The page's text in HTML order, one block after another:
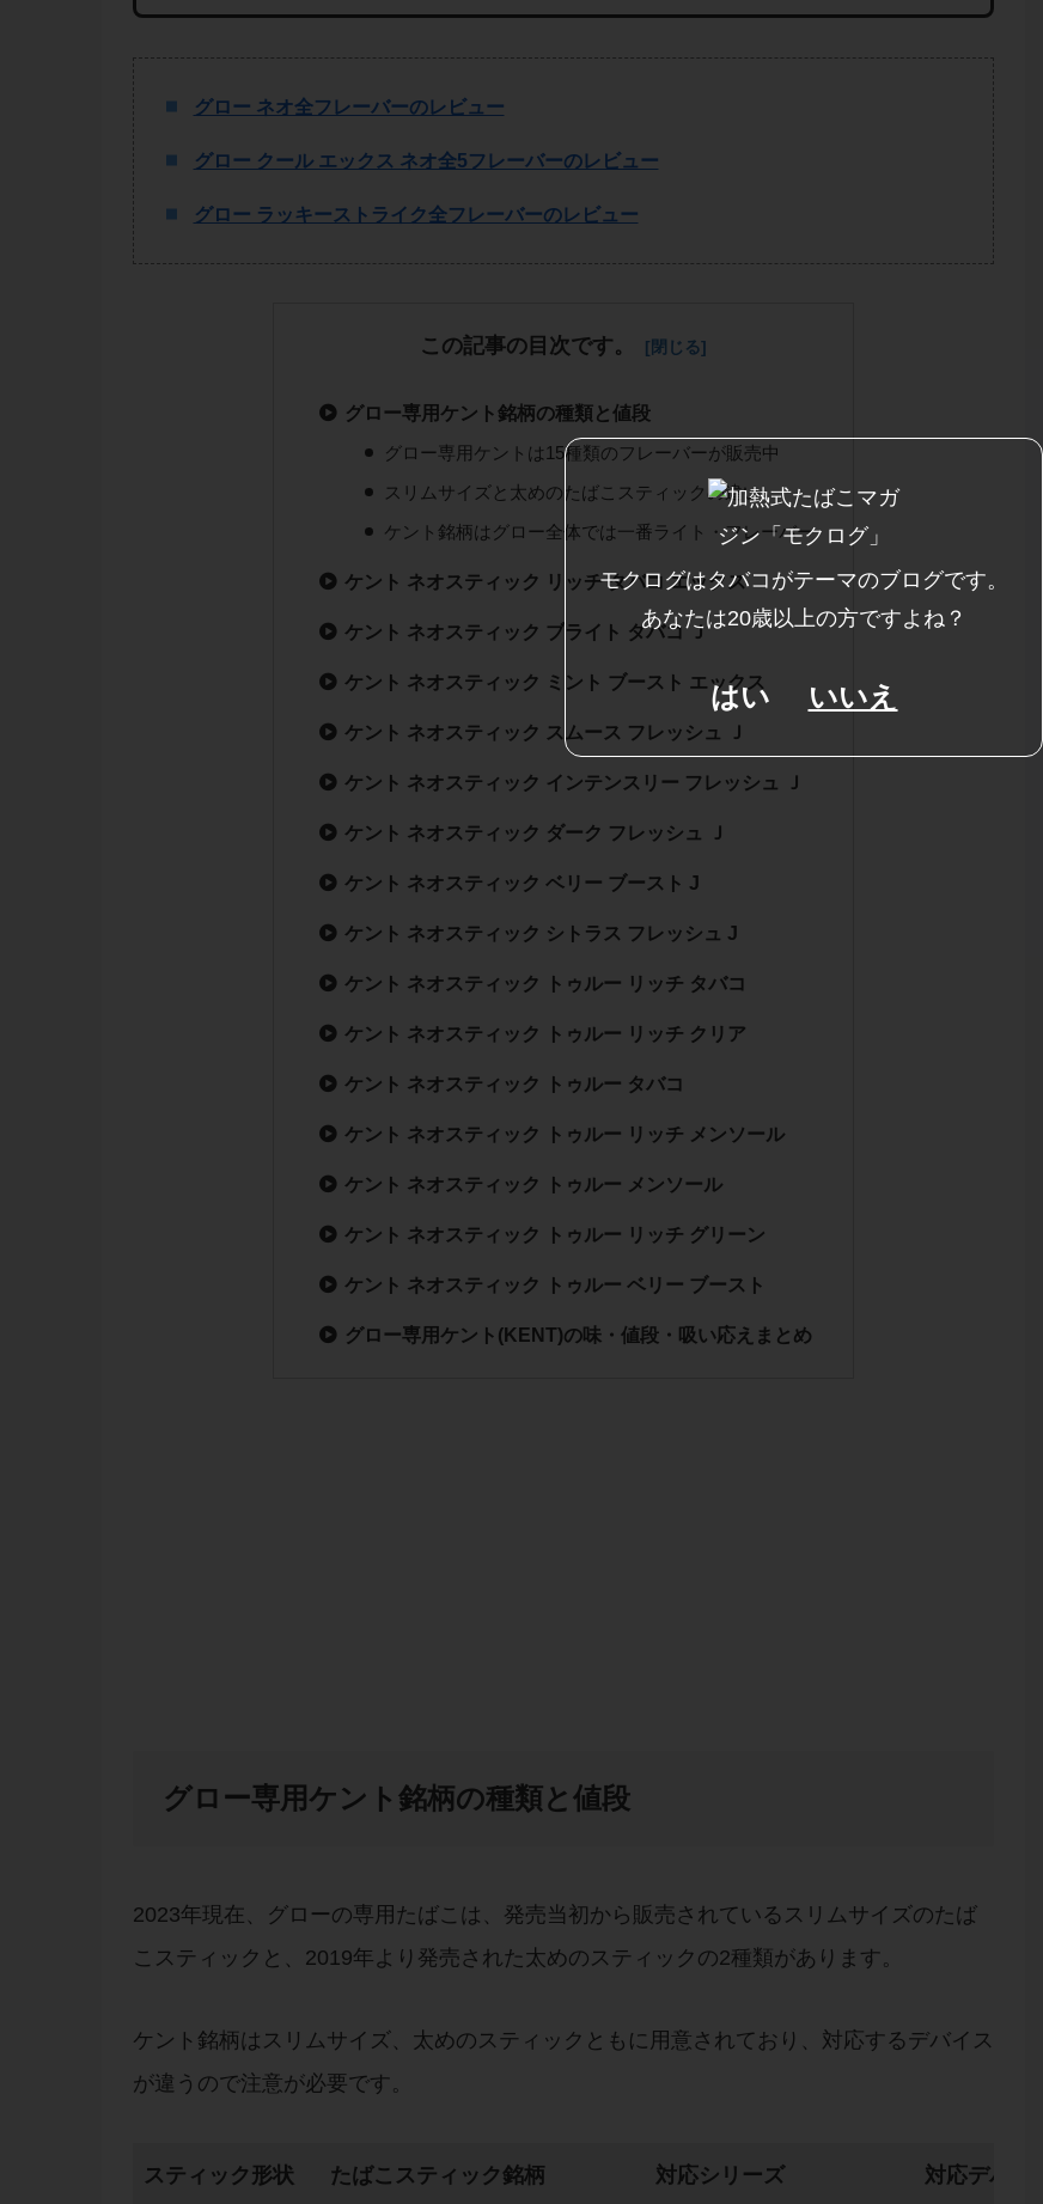
グロー ネオ全フレーバーのレビュー
グロー クール エックス ネオ全5フレーバーのレビュー
グロー ラッキーストライク全フレーバーのレビュー
この記事の目次です。
グロー専用ケント銘柄の種類と値段
グロー専用ケントは15種類のフレーバーが販売中
スリムサイズと太めのたばこスティックの違い
ケント銘柄はグロー全体では一番ライト・フレーバー
ケント ネオスティック リッチ タバコ エックス
ケント ネオスティック ブライト タバコ Ｊ
ケント ネオスティック ミント ブースト エックス
ケント ネオスティック スムース フレッシュ Ｊ
ケント ネオスティック インテンスリー フレッシュ Ｊ
ケント ネオスティック ダーク フレッシュ Ｊ
ケント ネオスティック ベリー ブースト J
ケント ネオスティック シトラス フレッシュ J
ケント ネオスティック トゥルー リッチ タバコ
ケント ネオスティック トゥルー リッチ クリア
ケント ネオスティック トゥルー タバコ
ケント ネオスティック トゥルー リッチ メンソール
ケント ネオスティック トゥルー メンソール
ケント ネオスティック トゥルー リッチ グリーン
ケント ネオスティック トゥルー ベリー ブースト
グロー専用ケント(KENT)の味・値段・吸い応えまとめ
グロー専用ケント銘柄の種類と値段
2023年現在、グローの専用たばこは、発売当初から販売されているスリムサイズのたば
こスティックと、2019年より発売された太めのスティックの2種類があります。
ケント銘柄はスリムサイズ、太めのスティックともに用意されており、対応するデバイス
が違うので注意が必要です。
スティック形状 たばこスティック銘柄 対応シリーズ 対応デバイス
モクログはタバコがテーマのブログです。
あなたは20歳以上の方ですよね？
はい いいえ